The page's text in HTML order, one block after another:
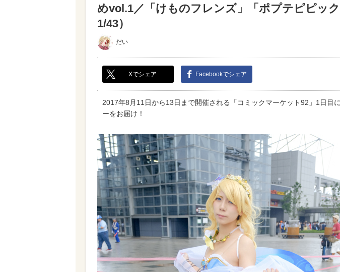
めvol.1／「けものフレンズ」「ポプテピピッ
1/43）
だい
Xでシェア Facebookでシェア
2017年8月11日から13日まで開催される「コミックマーケット92」1日目
ーをお届け！